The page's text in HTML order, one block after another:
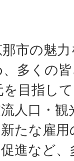
市の魅
多くの
目指し
人口・
たな雇
進など